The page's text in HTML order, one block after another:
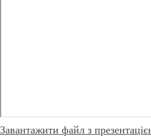
Завантажити файл з